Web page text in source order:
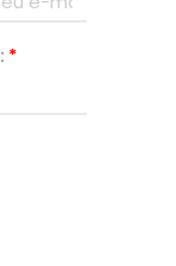
*